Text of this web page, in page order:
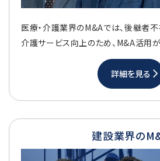
医療・介護業界のM&Aでは、後継者
介護サービス向上のため、M&A活用が
詳細を見る
建設業界の